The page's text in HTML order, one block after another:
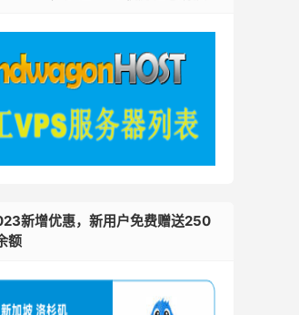
新增优惠，新用户免费赠送250
额